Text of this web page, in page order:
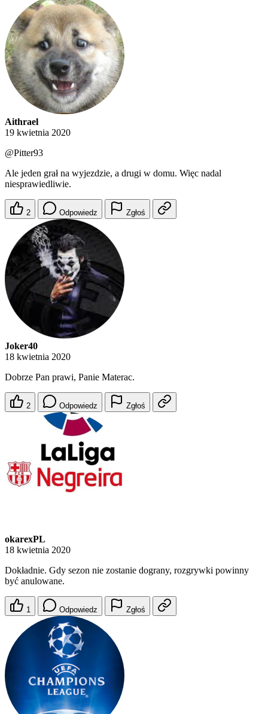
Aithrael
19 kwietnia 2020
@Pitter93
Ale jeden grał na wyjezdzie, a drugi w domu. Więc nadal
niesprawiedliwie.
2 Odpowiedz Zgłoś
Joker40
18 kwietnia 2020
Dobrze Pan prawi, Panie Materac.
2 Odpowiedz Zgłoś
okarexPL
18 kwietnia 2020
Dokładnie. Gdy sezon nie zostanie dograny, rozgrywki powinny
być anulowane.
1 Odpowiedz Zgłoś